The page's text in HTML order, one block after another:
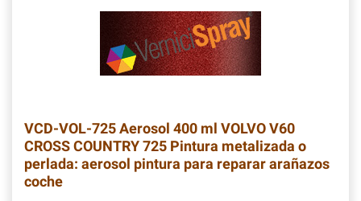
VCD-VOL-725Aerosol 400 ml VOLVO V60
CROSS COUNTRY 725 Pintura metalizada o
perlada: aerosol pintura para reparar arañazos
coche